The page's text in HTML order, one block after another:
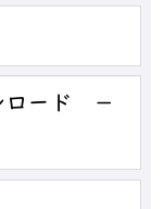
ロード －